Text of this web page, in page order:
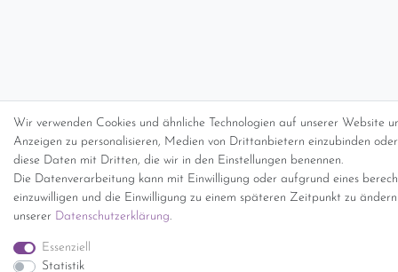
Wir verwenden Cookies und ähnliche Technologien auf unserer Website
Anzeigen zu personalisieren, Medien von Drittanbietern einzubinden
diese Daten mit Dritten, die wir in den Einstellungen benennen.
Die Datenverarbeitung kann mit Einwilligung oder aufgrund eines
einzuwilligen und die Einwilligung zu einem späteren Zeitpunkt zu
unserer Daten­schutz­erklärung.
Essenziell
Statistik